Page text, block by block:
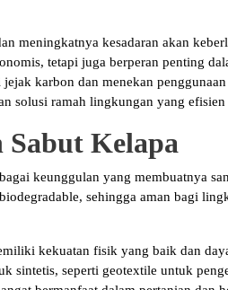
meningkatnya kesadaran akan
tetapi juga berperan penting
karbon dan menekan
solusi ramah lingkungan yang
Sabut Kelapa
keunggulan yang membuatnya
sehingga aman bagi
kekuatan fisik yang baik dan
sintetis, seperti geotextile untuk